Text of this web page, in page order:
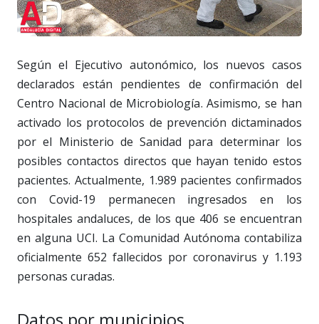
Según el Ejecutivo autonómico, los nuevos casos
declarados están pendientes de confirmación del
Centro Nacional de Microbiología. Asimismo, se han
activado los protocolos de prevención dictaminados
por el Ministerio de Sanidad para determinar los
posibles contactos directos que hayan tenido estos
pacientes. Actualmente, 1.989 pacientes confirmados
con Covid-19 permanecen ingresados en los
hospitales andaluces, de los que 406 se encuentran
en alguna UCI. La Comunidad Autónoma contabiliza
oficialmente 652 fallecidos por coronavirus y 1.193
personas curadas.
Datos por municipios